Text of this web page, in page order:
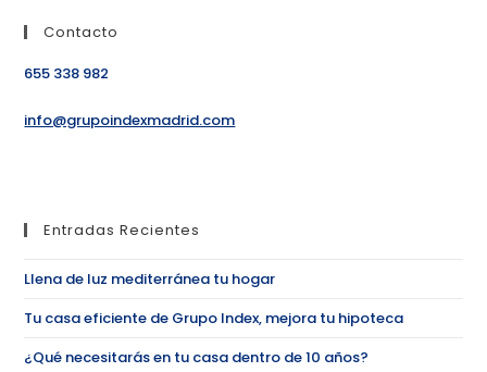
Contacto
655 338 982
info@grupoindexmadrid.com
Entradas Recientes
Llena de luz mediterránea tu hogar
Tu casa eficiente de Grupo Index, mejora tu hipoteca
¿Qué necesitarás en tu casa dentro de 10 años?